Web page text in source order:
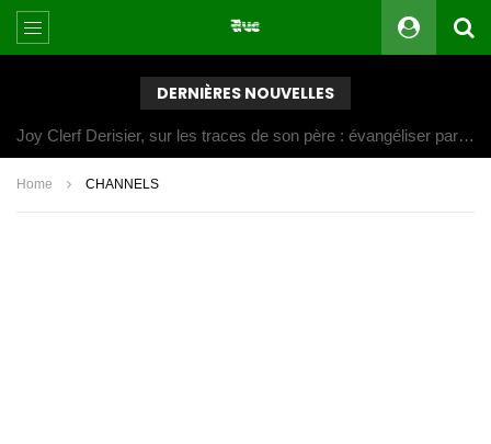
DERNIÈRES NOUVELLES
Joy Clerf Derisier, sur les traces de son père : évangéliser par la musique
Home CHANNELS